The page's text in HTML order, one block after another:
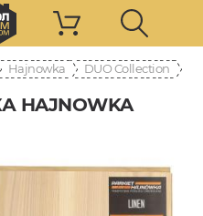
Hajnowka DUO Collection